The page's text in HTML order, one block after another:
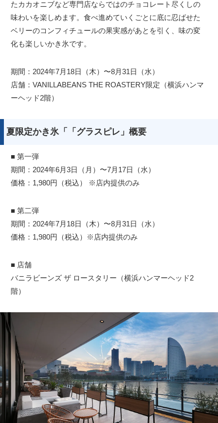
たカカオニブなど専門店ならではのチョコレート尽くしの
味わいを楽しめます。食べ進めていくごとに底に忍ばせた
ベリーのコンフィチュールの果実感があとを引く、味の変
化も楽しいかき氷です。
期間：2024年7月18日（木）〜8月31日（水）
店舗：VANILLABEANS THE ROASTERY限定（横浜ハンマ
ーヘッド2階）
夏限定かき氷「「グラスピレ」概要
■ 第一弾
期間：2024年6月3日（月）〜7月17日（水）
価格：1,980円（税込） ※店内提供のみ
■ 第二弾
期間：2024年7月18日（木）〜8月31日（水）
価格：1,980円（税込）※店内提供のみ
■ 店舗
バニラビーンズ ザ ロースタリー（横浜ハンマーヘッド2
階）